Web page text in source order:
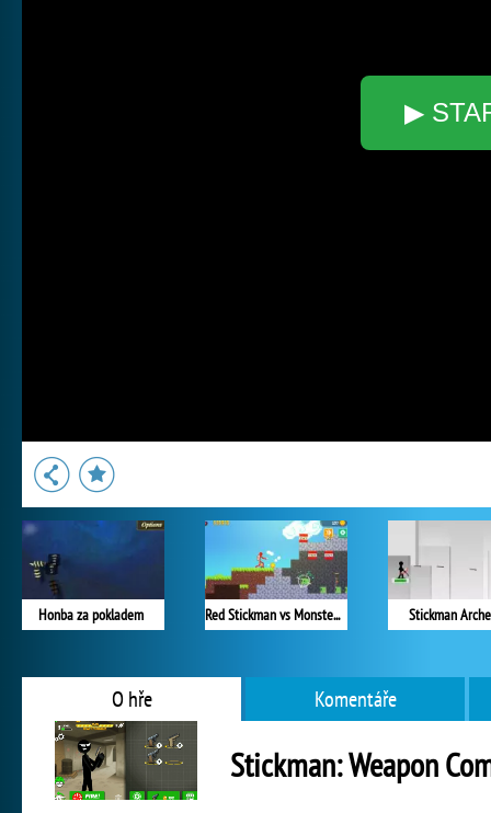
▶
Honba za pokladem Red Stickman vs Monster School 2 Stickman
O hře Komentáře
Stickman: Weapon